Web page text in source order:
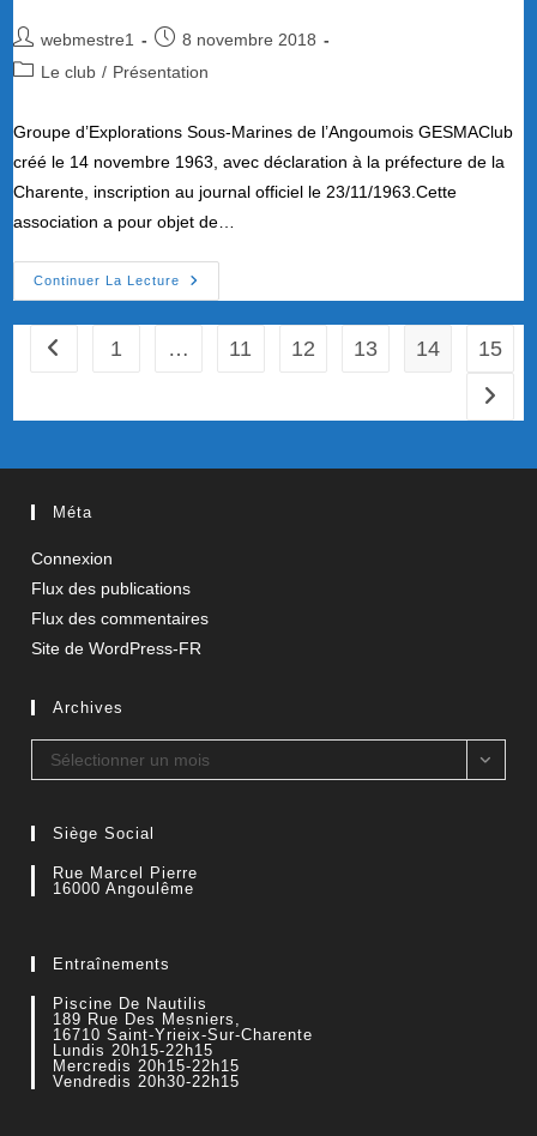
Auteur/autrice
de
webmestre1
Publication
publiée :
8 novembre 2018
PostLe club / Présentation
Groupe d’Explorations Sous-Marines de l’Angoumois GESMAClub
créé le 14 novembre 1963, avec déclaration à la préfecture de la
Charente, inscription au journal officiel le 23/11/1963.Cette
association a pour objet de…
Continuer La Lecture Présentation
Go to the previous page
1 … 11 12 13 14 15
Aller
Méta
Connexion
Flux des publications
Flux des commentaires
Site de WordPress-FR
Archives
Archives
Sélectionner un mois
Siège Social
Rue Marcel Pierre
16000 Angoulême
Entraînements
Piscine De Nautilis
189 Rue Des Mesniers,
16710 Saint-Yrieix-Sur-Charente
Lundis 20h15-22h15
Mercredis 20h15-22h15
Vendredis 20h30-22h15